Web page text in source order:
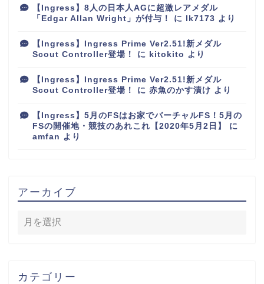
【Ingress】8人の日本人AGに超激レアメダル
「Edgar Allan Wright」が付与！
に lk7173 より
【Ingress】Ingress Prime Ver2.51!新メダル
Scout Controller登場！
に kitokito より
【Ingress】Ingress Prime Ver2.51!新メダル
Scout Controller登場！
に 赤魚のかす漬け より
【Ingress】5月のFSはお家でバーチャルFS！5月の
FSの開催地・競技のあれこれ【2020年5月2日】
に
amfan より
アーカイブ
カテゴリー